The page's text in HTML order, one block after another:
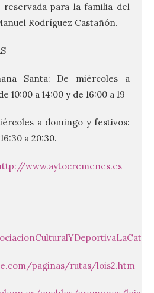
para la familia del
Rodríguez Castañón.
Santa: De miércoles a
10:00 a 14:00 y de 16:00 a 19
a domingo y festivos:
a 20:30.
www.aytocremenes.es
paginas/rutas/lois2.htm
a exigir